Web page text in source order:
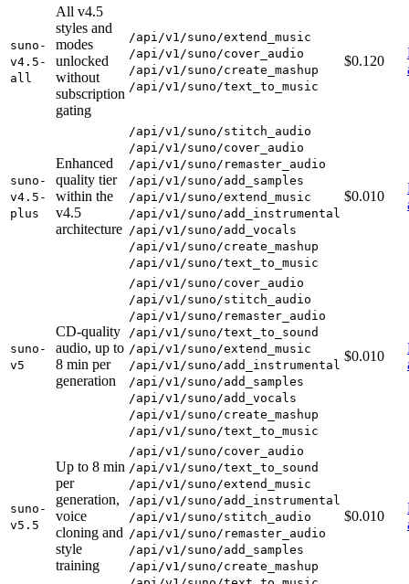
suno-
v4.5-
all
All v4.5
styles and
modes
unlocked
without
subscription
gating
/api/v1/suno/extend_music
/api/v1/suno/cover_audio
/api/v1/suno/create_mashup
/api/v1/suno/text_to_music
$0.120
suno-
v4.5-
plus
Enhanced
quality tier
within the
v4.5
architecture
/api/v1/suno/stitch_audio
/api/v1/suno/cover_audio
/api/v1/suno/remaster_audio
/api/v1/suno/add_samples
/api/v1/suno/extend_music
/api/v1/suno/add_instrumental
/api/v1/suno/add_vocals
/api/v1/suno/create_mashup
/api/v1/suno/text_to_music
$0.010
suno-
v5
CD-quality
audio, up to
8 min per
generation
/api/v1/suno/cover_audio
/api/v1/suno/stitch_audio
/api/v1/suno/remaster_audio
/api/v1/suno/text_to_sound
/api/v1/suno/extend_music
/api/v1/suno/add_instrumental
/api/v1/suno/add_samples
/api/v1/suno/add_vocals
/api/v1/suno/create_mashup
/api/v1/suno/text_to_music
$0.010
suno-
v5.5
Up to 8 min
per
generation,
voice
cloning and
style
training
/api/v1/suno/cover_audio
/api/v1/suno/text_to_sound
/api/v1/suno/extend_music
/api/v1/suno/add_instrumental
/api/v1/suno/stitch_audio
/api/v1/suno/remaster_audio
/api/v1/suno/add_samples
/api/v1/suno/create_mashup
$0.010